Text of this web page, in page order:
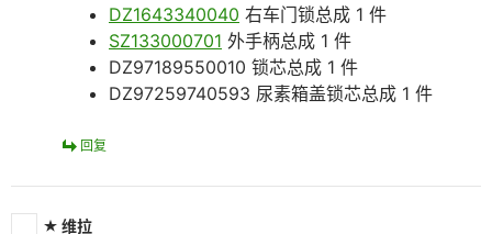
DZ1643340040 右车门锁总成 1 件
SZ133000701 外手柄总成 1 件
DZ97189550010 锁芯总成 1 件
DZ97259740593 尿素箱盖锁芯总成 1 件
回复
维拉